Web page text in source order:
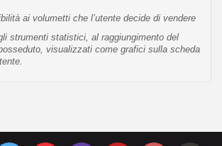
ai volumetti che l’utente decide di vendere
strumenti statistici, al raggiungimento del
visualizzati come grafici sulla scheda